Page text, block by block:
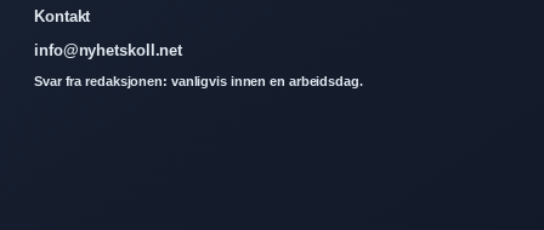
Kontakt
info@nyhetskoll.net
Svar fra redaksjonen: vanligvis innen en arbeidsdag.